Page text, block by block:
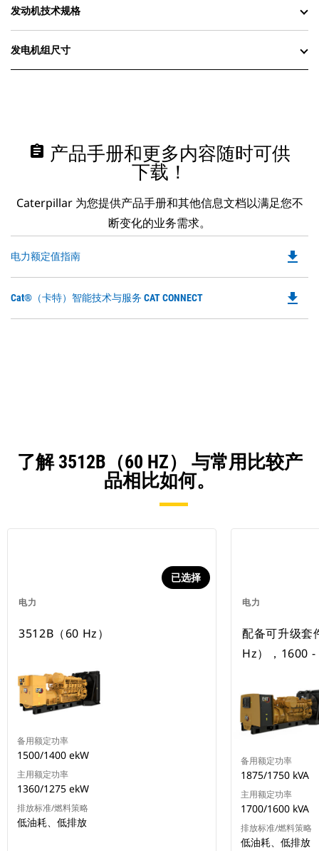
发动机技术规格
发电机组尺寸
assignment 产品手册和更多内容随时可供
下载！
Caterpillar 为您提供产品手册和其他信息文档以满足您不
断变化的业务需求。
电力额定值指南
a
file_download
Cat®（卡特）智能技术与服务 CAT CONNECT file_download
了解 3512B（60 HZ） 与常用比较产
品相比如何。
电力
已选择
3512B（60 Hz）
备用额定功率
1500/1400 ekW
主用额定功率
1360/1275 ekW
排放标准/燃料策略
低油耗、低排放
电力
配备可升级套
Hz），1600
备用额定功率
1875/1750 kVA
主用额定功率
1700/1600 kVA
排放标准/燃料策略
低油耗、低排放